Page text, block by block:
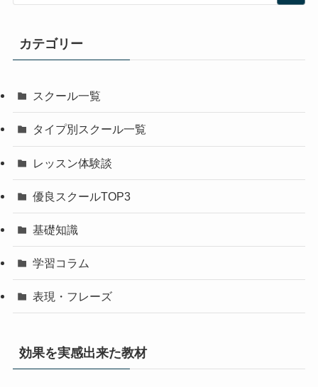
カテゴリー
スクール一覧
タイプ別スクール一覧
レッスン体験談
優良スクールTOP3
基礎知識
学習コラム
表現・フレーズ
効果を実感出来た教材